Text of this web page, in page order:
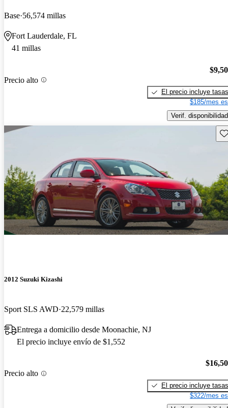
Base 56,574 millas
Fort Lauderdale, FL
41 millas
Precio alto
El precio incluye tasas
$185/mes
Verif. disponibilidad
2012 Suzuki Kizashi
Sport SLS AWD 22,579 millas
Entrega a domicilio desde Moonachie, NJ
El precio incluye envío de $1,552
Precio alto
El precio incluye tasas
$322/mes